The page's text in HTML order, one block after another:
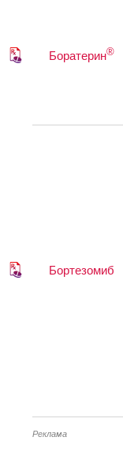
Боратерин®
Бортезомиб
Реклама